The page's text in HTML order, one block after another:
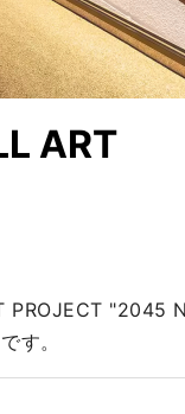
ART
PROJECT "2045
す。